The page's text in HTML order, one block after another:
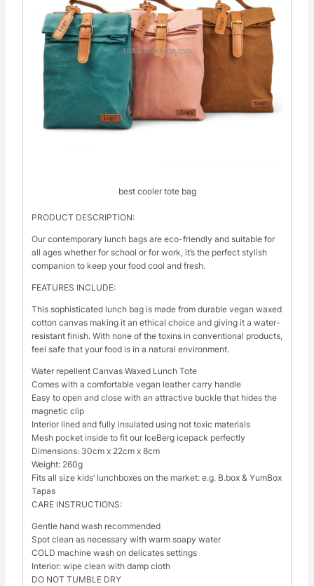
best cooler tote bag
PRODUCT DESCRIPTION:
Our contemporary lunch bags are eco-friendly and suitable for
all ages whether for school or for work, it’s the perfect stylish
companion to keep your food cool and fresh.
FEATURES INCLUDE:
This sophisticated lunch bag is made from durable vegan waxed
cotton canvas making it an ethical choice and giving it a water-
resistant finish. With none of the toxins in conventional products,
feel safe that your food is in a natural environment.
Water repellent Canvas Waxed Lunch Tote
Comes with a comfortable vegan leather carry handle
Easy to open and close with an attractive buckle that hides the
magnetic clip
Interior lined and fully insulated using not toxic materials
Mesh pocket inside to fit our IceBerg icepack perfectly
Dimensions: 30cm x 22cm x 8cm
Weight: 260g
Fits all size kids’ lunchboxes on the market: e.g. B.box & YumBox
Tapas
CARE INSTRUCTIONS:
Gentle hand wash recommended
Spot clean as necessary with warm soapy water
COLD machine wash on delicates settings
Interior: wipe clean with damp cloth
DO NOT TUMBLE DRY